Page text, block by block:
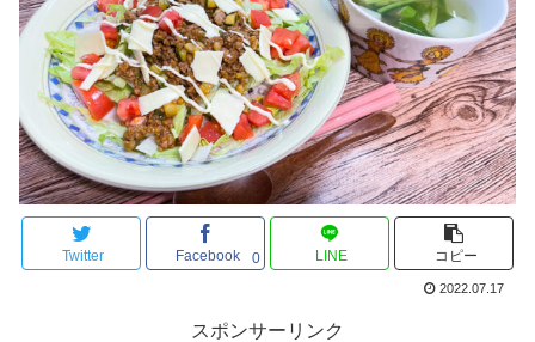
Twitter Facebook 0 LINE コピー
2022.07.17
スポンサーリンク